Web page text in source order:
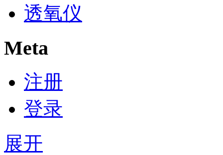
透氧仪
Meta
注册
登录
展开